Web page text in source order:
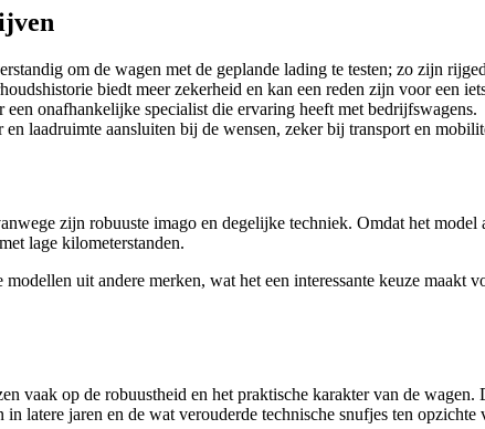
om de wagen met de geplande lading te testen; zo zijn
biedt meer zekerheid en kan een reden zijn voor een
onafhankelijke specialist die ervaring heeft met bedrijfswagens.
laadruimte aansluiten bij de wensen, zeker bij transport en
zijn robuuste imago en degelijke techniek. Omdat het model
lage kilometerstanden.
uit andere merken, wat het een interessante keuze maakt
vaak op de robuustheid en het praktische karakter van de
latere jaren en de wat verouderde technische snufjes ten opzichte